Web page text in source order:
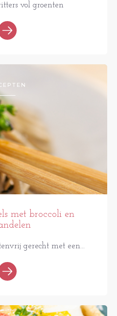
vol groenten
met broccoli en
gerecht met een...